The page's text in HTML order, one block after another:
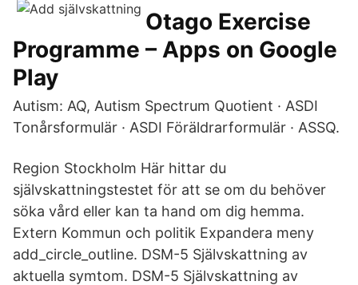
Otago Exercise
Programme – Apps on Google
Play
Autism: AQ, Autism Spectrum Quotient · ASDI
Tonårsformulär · ASDI Föräldrarformulär · ASSQ.
Region Stockholm Här hittar du
självskattningstestet för att se om du behöver
söka vård eller kan ta hand om dig hemma.
Extern Kommun och politik Expandera meny
add_circle_outline. DSM-5 Självskattning av
aktuella symtom. DSM-5 Självskattning av